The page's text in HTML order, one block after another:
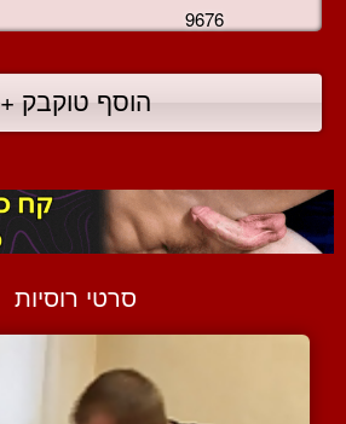
9676
הוסף טוקבק +
סרטי רוסיות